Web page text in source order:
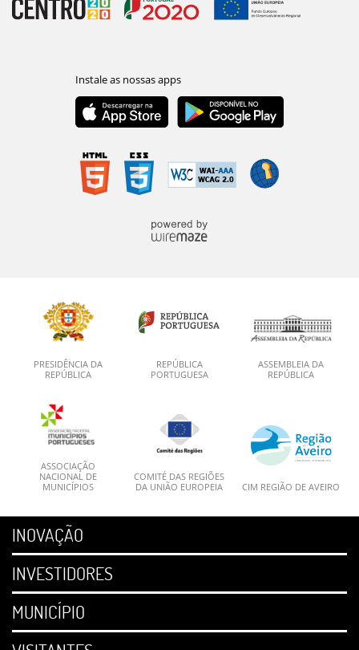
PRESIDÊNCIA DA
REPÚBLICA
REPÚBLICA
PORTUGUESA
ASSEMBLEIA DA
REPÚBLICA
ASSOCIAÇÃO
NACIONAL DE
MUNICÍPIOS
COMITÉ DAS REGIÕES
DA UNIÃO EUROPEIA
CIM REGIÃO DE AVEIRO
INOVAÇÃO
INVESTIDORES
MUNICÍPIO